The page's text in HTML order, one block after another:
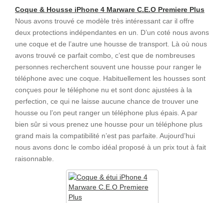
Coque & Housse iPhone 4 Marware C.E.O Premiere Plus
Nous avons trouvé ce modèle très intéressant car il offre
deux protections indépendantes en un. D’un coté nous avons
une coque et de l’autre une housse de transport. Là où nous
avons trouvé ce parfait combo, c’est que de nombreuses
personnes recherchent souvent une housse pour ranger le
téléphone avec une coque. Habituellement les housses sont
conçues pour le téléphone nu et sont donc ajustées à la
perfection, ce qui ne laisse aucune chance de trouver une
housse ou l’on peut ranger un téléphone plus épais. A par
bien sûr si vous prenez une housse pour un téléphone plus
grand mais la compatibilité n’est pas parfaite. Aujourd’hui
nous avons donc le combo idéal proposé à un prix tout à fait
raisonnable.